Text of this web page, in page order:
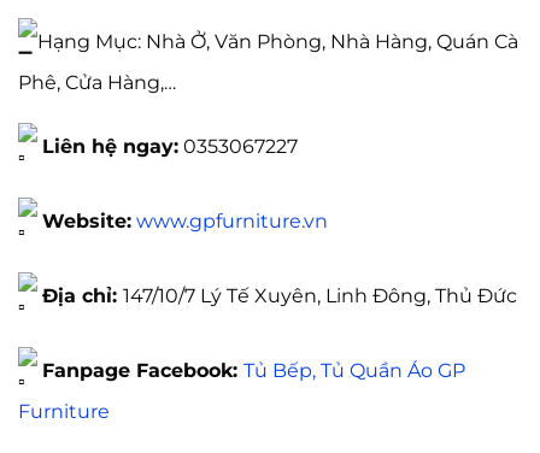
Hạng Mục: Nhà Ở, Văn Phòng, Nhà Hàng, Quán Cà
Phê, Cửa Hàng,…
Liên hệ ngay: 0353067227
Website: www.gpfurniture.vn
Địa chỉ: 147/10/7 Lý Tế Xuyên, Linh Đông, Thủ Đức
Fanpage Facebook: Tủ Bếp, Tủ Quần Áo GP
Furniture